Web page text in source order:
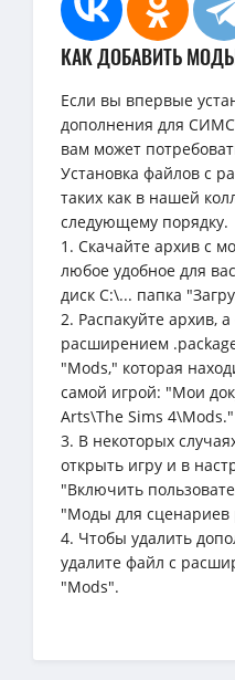
КАК ДОБАВИТЬ
Если вы впервые
дополнения для
вам может
Установка файлов с
таких как в нашей
следующему порядку.
1. Скачайте архив с
любое удобное для
диск C:\... папка
2. Распакуйте архив,
расширением
"Mods," которая
самой игрой: "Мои
Arts\The Sims 4\Mods."
3. В некоторых
открыть игру и в
"Включить
"Моды для
4. Чтобы удалить
удалите файл с
"Mods".